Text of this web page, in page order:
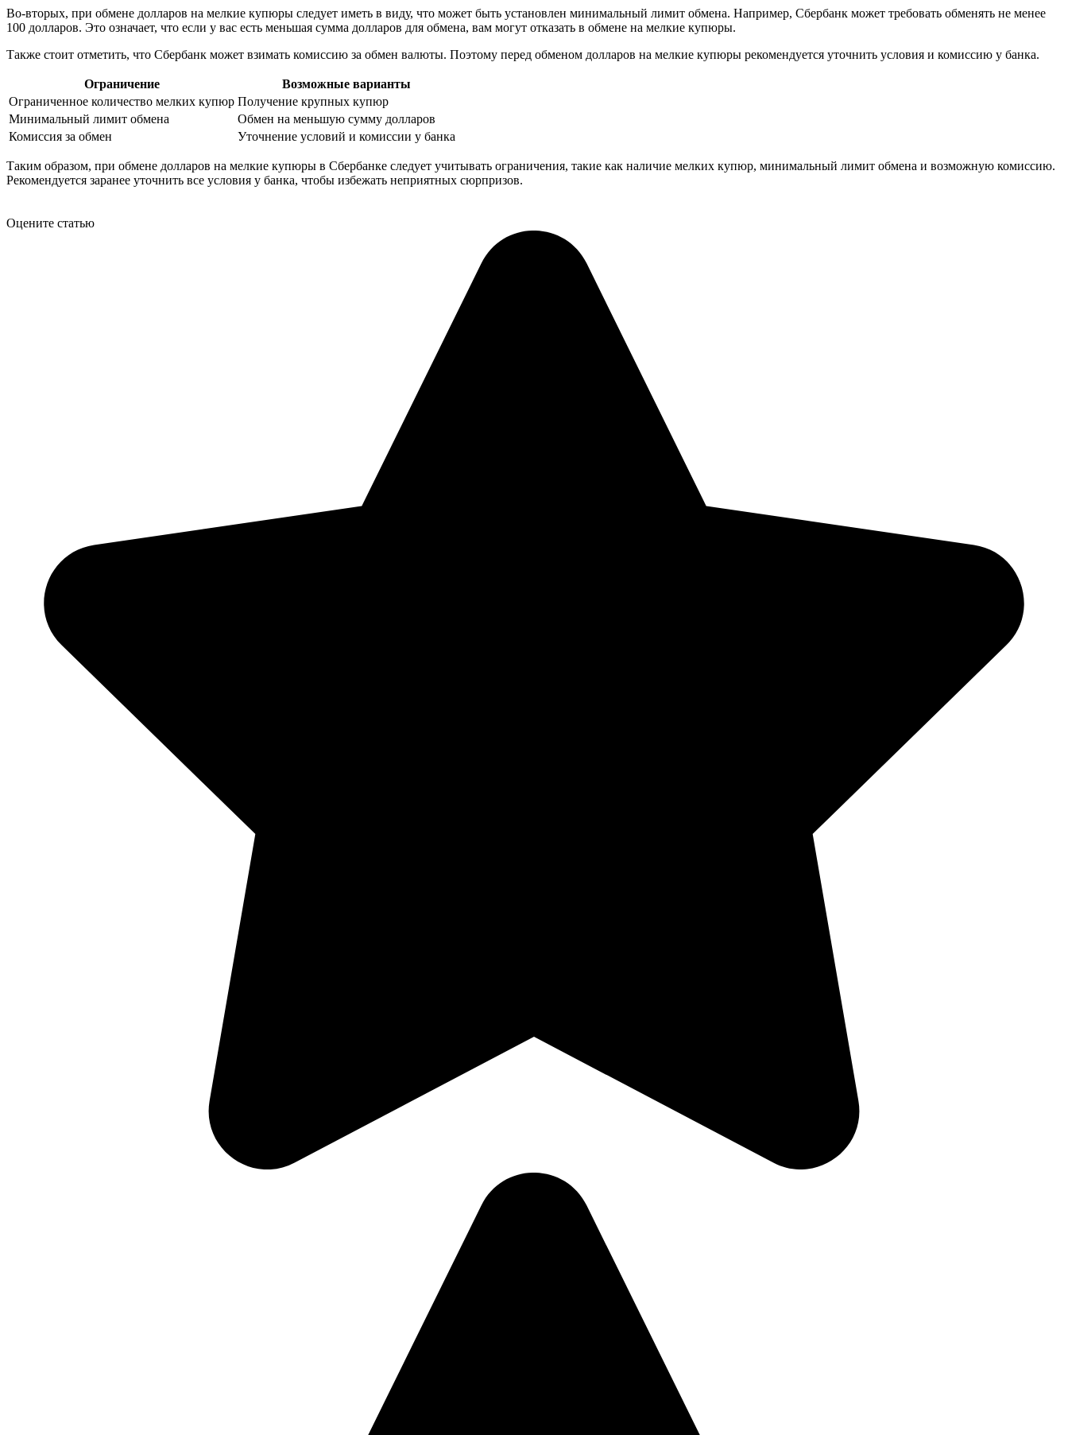
Во-вторых, при обмене долларов на мелкие купюры следует иметь в виду, что может быть установлен минимальный лимит обмена. Например, Сбербанк может требовать обменять не менее
100 долларов. Это означает, что если у вас есть меньшая сумма долларов для обмена, вам могут отказать в обмене на мелкие купюры.
Также стоит отметить, что Сбербанк может взимать комиссию за обмен валюты. Поэтому перед обменом долларов на мелкие купюры рекомендуется уточнить условия и комиссию у банка.
Ограничение
Возможные варианты
Ограниченное количество мелких купюр Получение крупных купюр
Минимальный лимит обмена
Обмен на меньшую сумму долларов
Комиссия за обмен
Уточнение условий и комиссии у банка
Таким образом, при обмене долларов на мелкие купюры в Сбербанке следует учитывать ограничения, такие как наличие мелких купюр, минимальный лимит обмена и возможную комиссию.
Рекомендуется заранее уточнить все условия у банка, чтобы избежать неприятных сюрпризов.
Оцените статью